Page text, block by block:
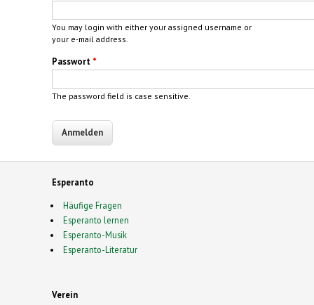
You may login with either your assigned username or
your e-mail address.
Passwort *
The password field is case sensitive.
Esperanto
Häufige Fragen
Esperanto lernen
Esperanto-Musik
Esperanto-Literatur
Verein